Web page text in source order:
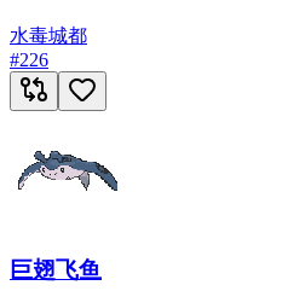
水毒城都
#226
巨翅飞鱼